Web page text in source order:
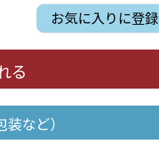
お気に入りに登録
る
など）